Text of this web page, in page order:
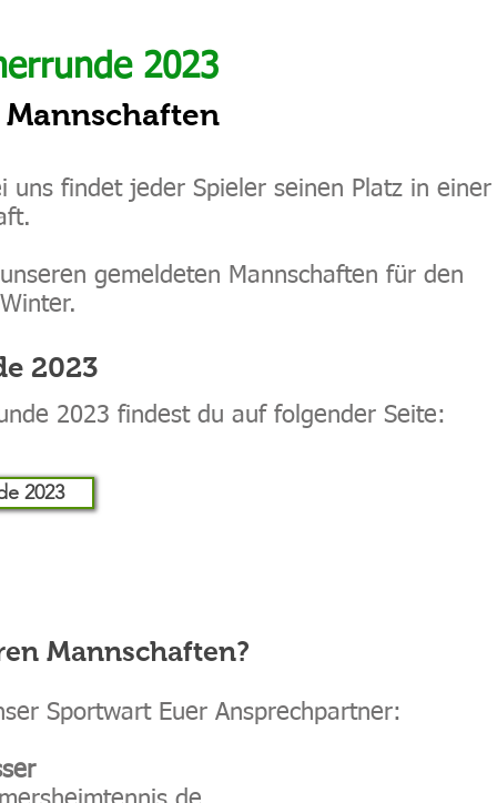
2023
uns findet jeder Spieler seinen Platz in einer
gemeldeten Mannschaften für den
2023
2023 findest du auf folgender Seite:
2023
Mannschaften?
Sportwart Euer Ansprechpartner: